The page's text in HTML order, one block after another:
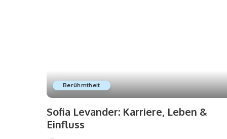
Berühmtheit
Sofia Levander: Karriere, Leben &
Einfluss